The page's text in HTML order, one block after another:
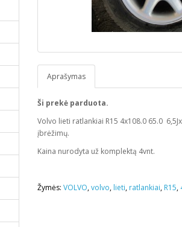
Aprašymas
Ši prekė parduota.
Volvo lieti ratlankiai R15 4x108.0 65.0
įbrėžimų.
Kaina nurodyta už komplektą 4vnt.
Žymės: VOLVO,volvo, lieti, ratlankiai, R15,